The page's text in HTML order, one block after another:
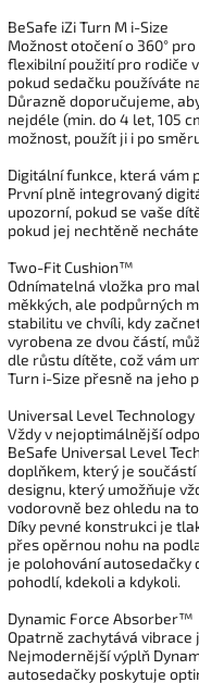
BeSafe iZi Turn M i-Size
Možnost otočení o 360°
flexibilní použití pro rodiče
pokud sedačku používáte
Důrazně doporučujeme,
nejdéle (min. do 4 let, 105
možnost, použít ji i po
Digitální funkce, která vám
První plně integrovaný
upozorní, pokud se vaše
pokud jej nechtěně
Two-Fit Cushion™
Odnímatelná vložka pro
měkkých, ale podpůrných
stabilitu ve chvíli, kdy
vyrobena ze dvou částí,
dle růstu dítěte, což vám
Turn i-Size přesně na jeho
Universal Level Technology
Vždy v nejoptimálnější
BeSafe Universal Level
doplňkem, který je
designu, který umožňuje
vodorovně bez ohledu na
Díky pevné konstrukci je
přes opěrnou nohu na
je polohování autosedačky
pohodlí, kdekoli a kdykoli.
Dynamic Force Absorber™
Opatrně zachytává vibrace
Nejmodernější výplň
autosedačky poskytuje